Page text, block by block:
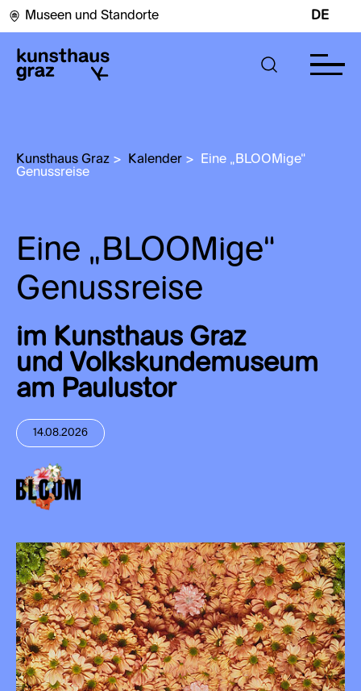
Museen und Standorte DE
Kunsthaus Graz > Kalender >
Eine „BLOOMige“
Genussreise
Eine „BLOOMige“
Genussreise
im Kunsthaus Graz
und Volkskundemuseum
am Paulustor
14.08.2026